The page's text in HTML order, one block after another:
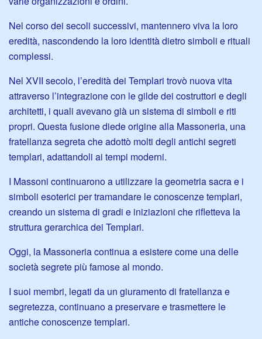
Nel corso dei secoli successivi, mantennero viva la loro
eredità, nascondendo la loro identità dietro simboli e rituali
complessi.
Nel XVII secolo, l’eredità dei Templari trovò nuova vita
attraverso l’integrazione con le gilde dei costruttori e degli
architetti, i quali avevano già un sistema di simboli e riti
propri. Questa fusione diede origine alla Massoneria, una
fratellanza segreta che adottò molti degli antichi segreti
templari, adattandoli ai tempi moderni.
I Massoni continuarono a utilizzare la geometria sacra e i
simboli esoterici per tramandare le conoscenze templari,
creando un sistema di gradi e iniziazioni che rifletteva la
struttura gerarchica dei Templari.
Oggi, la Massoneria continua a esistere come una delle
società segrete più famose al mondo.
I suoi membri, legati da un giuramento di fratellanza e
segretezza, continuano a preservare e trasmettere le
antiche conoscenze templari.